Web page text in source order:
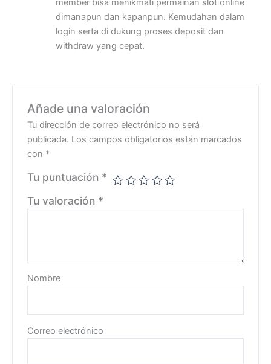
member bisa menikmati permainan slot online
dimanapun dan kapanpun. Kemudahan dalam
login serta di dukung proses deposit dan
withdraw yang cepat.
Añade una valoración
Tu dirección de correo electrónico no será
publicada. Los campos obligatorios están marcados
con *
Tu puntuación *
Tu valoración *
Nombre
Correo electrónico